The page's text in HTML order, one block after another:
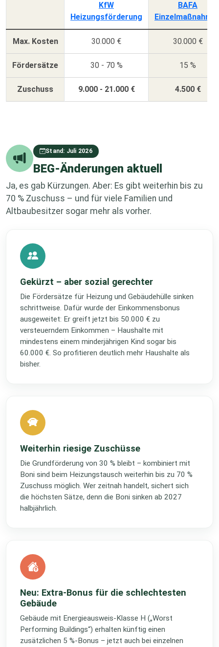
KfW
Heizungsförderung
BAFA
Max. Kosten 30.000 € 30.000 €
Fördersätze 30 - 70 % 15 %
Zuschuss 9.000 - 21.000 € 4.500 €
Stand: Juli 2026
BEG-Änderungen aktuell
Ja, es gab Kürzungen. Aber: Es gibt weiterhin bis zu
70 % Zuschuss – und für viele Familien und
Altbaubesitzer sogar mehr als vorher.
Gekürzt – aber sozial gerechter
Die Fördersätze für Heizung und Gebäudehülle sinken
schrittweise. Dafür wurde der Einkommensbonus
ausgeweitet: Er greift jetzt bis 50.000 € zu
versteuerndem Einkommen – Haushalte mit
mindestens einem minderjährigen Kind sogar bis
60.000 €. So profitieren deutlich mehr Haushalte als
bisher.
Weiterhin riesige Zuschüsse
Die Grundförderung von 30 % bleibt – kombiniert mit
Boni sind beim Heizungstausch weiterhin bis zu 70 %
Zuschuss möglich. Wer zeitnah handelt, sichert sich
die höchsten Sätze, denn die Boni sinken ab 2027
halbjährlich.
Neu: Extra-Bonus für die schlechtesten
Gebäude
Gebäude mit Energieausweis-Klasse H („Worst
Performing Buildings“) erhalten künftig einen
zusätzlichen 5 %-Bonus – jetzt auch bei einzelnen